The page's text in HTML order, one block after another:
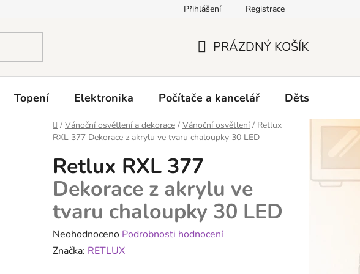
Přihlášení Registrace
KOŠÍK
PRÁZDNÝ KOŠÍK
Topení Elektronika Počítače a kancelář Dětské zboží
Domů
/ Vánoční osvětlení a dekorace / Vánoční osvětlení / Retlux
RXL 377 Dekorace z akrylu ve tvaru chaloupky 30 LED
Retlux RXL 377
Dekorace z akrylu ve
tvaru chaloupky 30 LED
Průměrné
hodnocení
Neohodnoceno Podrobnosti hodnocení
Značka: RETLUX